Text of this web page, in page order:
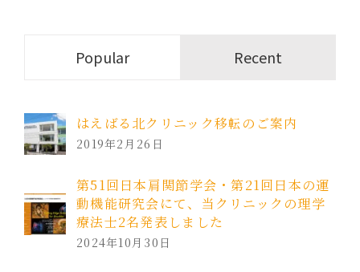
Popular Recent
はえばる北クリニック移転のご案内
2019年2月26日
第51回日本肩関節学会・第21回日本の運
動機能研究会にて、当クリニックの理学
療法士2名発表しました
2024年10月30日